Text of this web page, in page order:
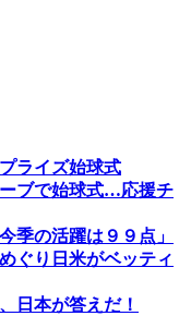
ライズ始球式
ブで始球式…応援チ
季の活躍は９９点」
ぐり日米がベッティ
日本が答えだ！